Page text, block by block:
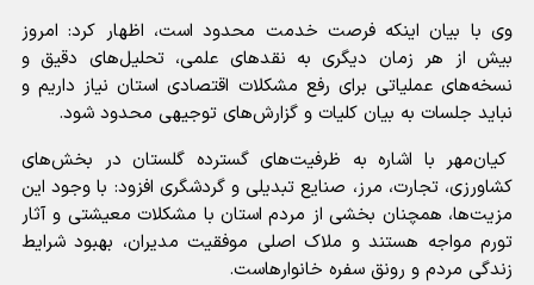
وی با بیان اینکه فرصت خدمت محدود است، اظهار کرد: امروز
بیش از هر زمان دیگری به نقد‌های علمی، تحلیل‌های دقیق و
نسخه‌های عملیاتی برای رفع مشکلات اقتصادی استان نیاز داریم و
نباید جلسات به بیان کلیات و گزارش‌های توجیهی محدود شود.
کیان‌مهر با اشاره به ظرفیت‌های گسترده گلستان در بخش‌های
کشاورزی، تجارت، مرز، صنایع تبدیلی و گردشگری افزود: با وجود این
مزیت‌ها، همچنان بخشی از مردم استان با مشکلات معیشتی و آثار
تورم مواجه هستند و ملاک اصلی موفقیت مدیران، بهبود شرایط
زندگی مردم و رونق سفره خانوارهاست.